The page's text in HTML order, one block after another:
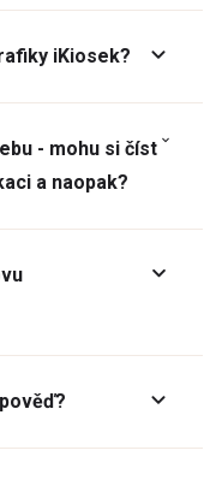
iKiosek?
- mohu si číst
a naopak?